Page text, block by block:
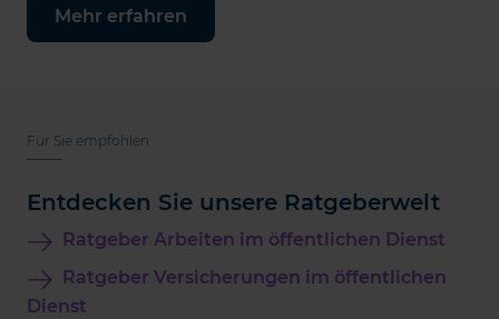
Mehr erfahren
Für Sie empfohlen
Entdecken Sie unsere Ratgeberwelt
Ratgeber Arbeiten im öffentlichen Dienst
Ratgeber Versicherungen im öffentlichen
Dienst